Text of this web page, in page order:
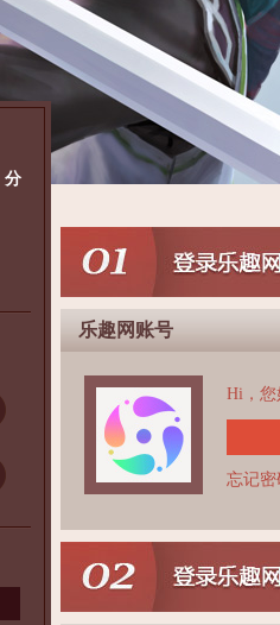
分
乐趣网账号
Hi，您
忘记密